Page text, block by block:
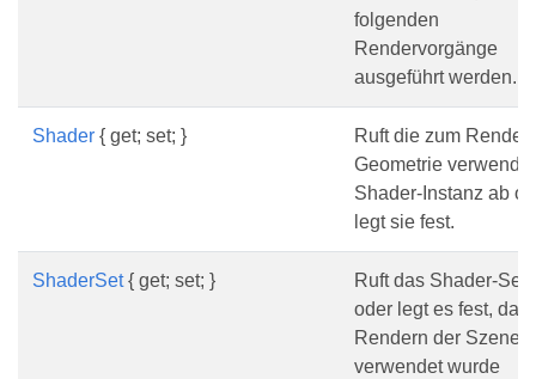
folgenden
Rendervorgänge
ausgeführt werden.
Shader { get; set; }
Ruft die zum
Geometrie
Shader-Instanz ab
legt sie fest.
ShaderSet{ get; set; }
Ruft das Shader-Set
oder legt es fest, das
Rendern der Szene
verwendet wurde